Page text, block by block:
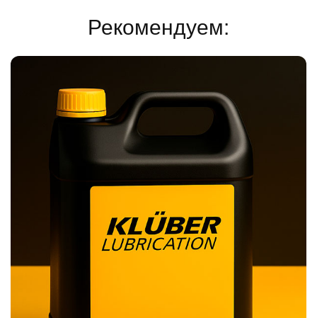
Рекомендуем: